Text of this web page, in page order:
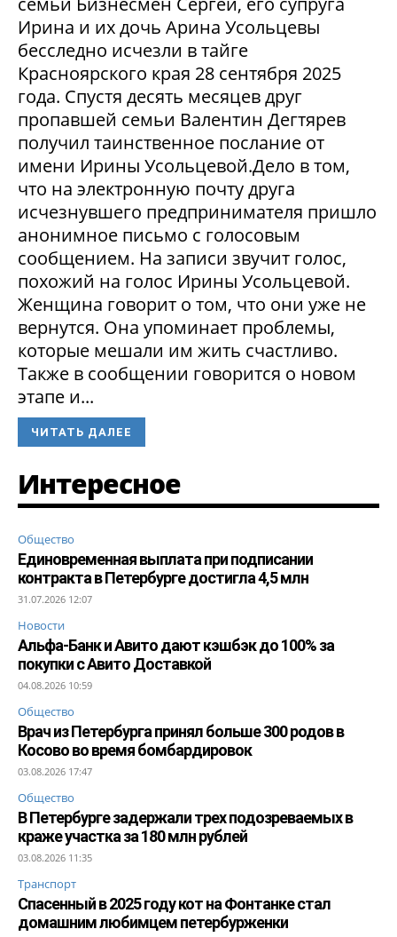
Ирина и их дочь Арина Усольцевы
бесследно исчезли в тайге
Красноярского края 28 сентября 2025
года. Спустя десять месяцев друг
пропавшей семьи Валентин Дегтярев
получил таинственное послание от
имени Ирины Усольцевой.Дело в том,
что на электронную почту друга
исчезнувшего предпринимателя пришло
анонимное письмо с голосовым
сообщением. На записи звучит голос,
похожий на голос Ирины Усольцевой.
Женщина говорит о том, что они уже не
вернутся. Она упоминает проблемы,
которые мешали им жить счастливо.
Также в сообщении говорится о новом
этапе и...
ЧИТАТЬ ДАЛЕЕ
Интересное
Общество
Единовременная выплата при подписании
контракта в Петербурге достигла 4,5 млн
31.07.2026 12:07
Новости
Альфа-Банк и Авито дают кэшбэк до 100% за
покупки с Авито Доставкой
04.08.2026 10:59
Общество
Врач из Петербурга принял больше 300 родов в
Косово во время бомбардировок
03.08.2026 17:47
Общество
В Петербурге задержали трех подозреваемых в
краже участка за 180 млн рублей
03.08.2026 11:35
Транспорт
Спасенный в 2025 году кот на Фонтанке стал
домашним любимцем петербурженки